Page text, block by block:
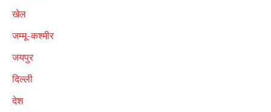
खेल
जम्मू-कश्मीर
जयपुर
दिल्ली
देश